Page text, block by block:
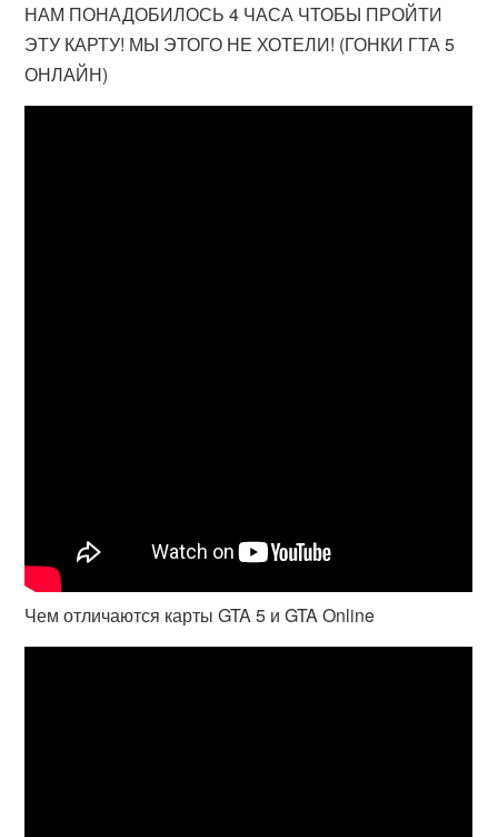
НАМ ПОНАДОБИЛОСЬ 4 ЧАСА ЧТОБЫ ПРОЙТИ
ЭТУ КАРТУ! МЫ ЭТОГО НЕ ХОТЕЛИ! (ГОНКИ ГТА 5
ОНЛАЙН)
Чем отличаются карты GTA 5 и GTA Online